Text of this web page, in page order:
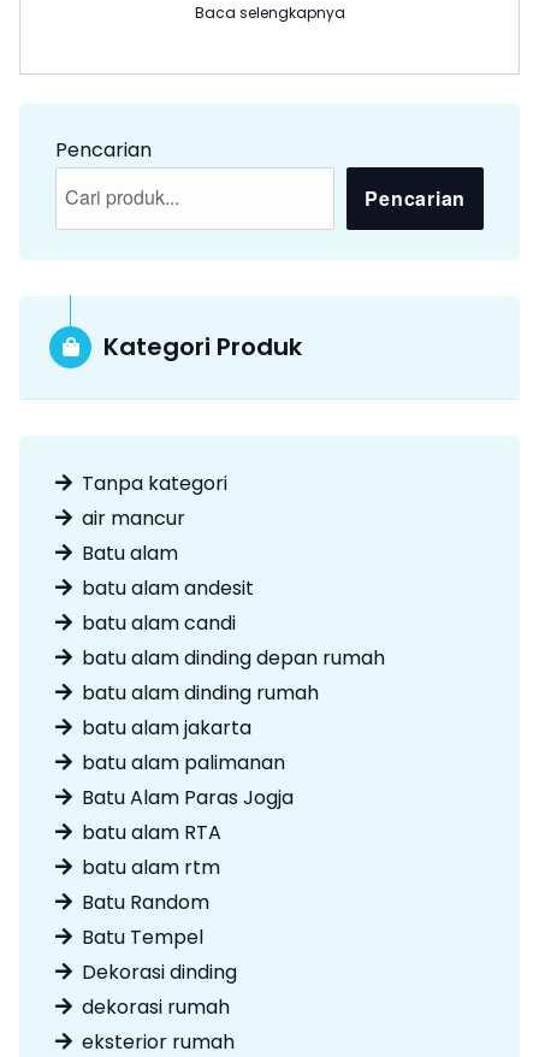
Baca selengkapnya
Pencarian
Pencarian
Kategori Produk
Tanpa kategori
air mancur
Batu alam
batu alam andesit
batu alam candi
batu alam dinding depan rumah
batu alam dinding rumah
batu alam jakarta
batu alam palimanan
Batu Alam Paras Jogja
batu alam RTA
batu alam rtm
Batu Random
Batu Tempel
Dekorasi dinding
dekorasi rumah
eksterior rumah